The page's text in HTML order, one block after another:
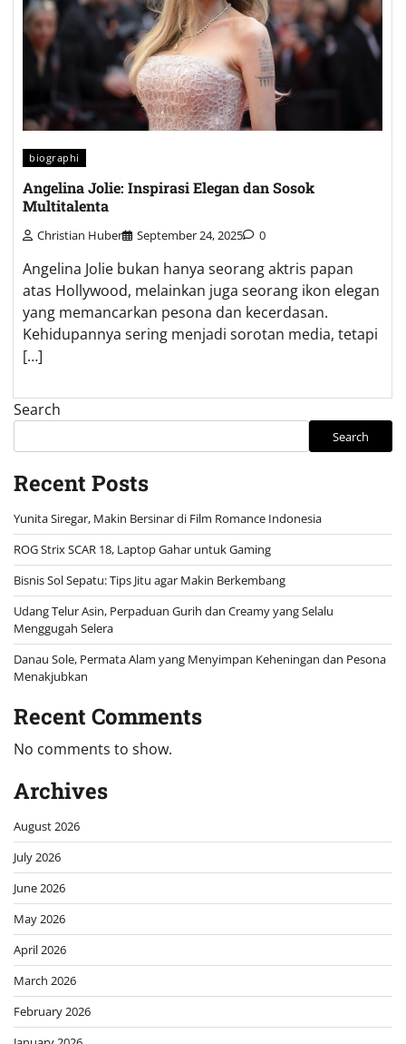
biographi
Angelina Jolie: Inspirasi Elegan dan Sosok
Multitalenta
Christian Huber September 24, 2025 0
Angelina Jolie bukan hanya seorang aktris papan
atas Hollywood, melainkan juga seorang ikon elegan
yang memancarkan pesona dan kecerdasan.
Kehidupannya sering menjadi sorotan media, tetapi
[…]
Search
Search
Recent Posts
Yunita Siregar, Makin Bersinar di Film Romance Indonesia
ROG Strix SCAR 18, Laptop Gahar untuk Gaming
Bisnis Sol Sepatu: Tips Jitu agar Makin Berkembang
Udang Telur Asin, Perpaduan Gurih dan Creamy yang Selalu
Menggugah Selera
Danau Sole, Permata Alam yang Menyimpan Keheningan dan Pesona
Menakjubkan
Recent Comments
No comments to show.
Archives
August 2026
July 2026
June 2026
May 2026
April 2026
March 2026
February 2026